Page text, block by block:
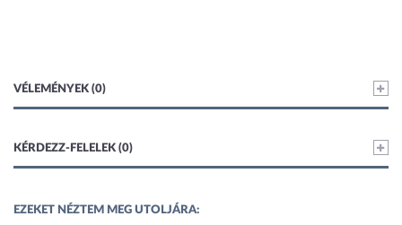
VÉLEMÉNYEK (0)
KÉRDEZZ-FELELEK (0)
EZEKET NÉZTEM MEG UTOLJÁRA: